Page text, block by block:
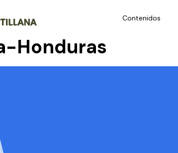
Contenidos
Honduras